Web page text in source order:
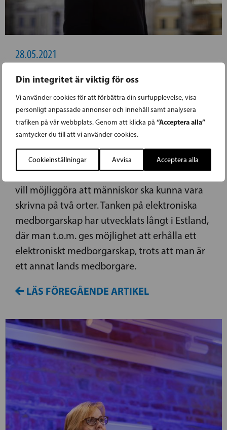
Din integritet är viktig för oss
Vi använder cookies för att förbättra din surfupplevelse, visa
personligt anpassade annonser och innehåll samt analysera
trafiken på vår webbplats. Genom att klicka på “Acceptera alla”
samtycker du till att vi använder cookies.
Cookieinställningar Avvisa Acceptera alla
28.05.2021
WICKSTRÖM: INTRODUCERA ETT
ELEKTRONISKT KOMMUNINVÅNARSKAP
SFP:s vice ordförande, Henrik Wickström,
elektroniskt kommuninvånarskap. Enligt
honom kunde det vara ett första steg ifall man
vill möjliggöra att människor ska kunna vara
skrivna på två orter. Tanken på elektroniska
medborgarskap har utvecklats långt i Estland,
där man t.o.m. ges möjlighet att erhålla ett
elektroniskt medborgarskap, trots att man är
ett annat lands medborgare.
LÄS FÖREGÅENDE ARTIKEL